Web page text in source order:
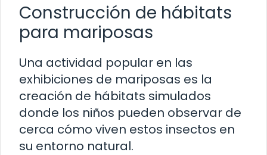
Construcción de hábitats
para mariposas
Una actividad popular en las
exhibiciones de mariposas es la
creación de hábitats simulados
donde los niños pueden observar de
cerca cómo viven estos insectos en
su entorno natural.